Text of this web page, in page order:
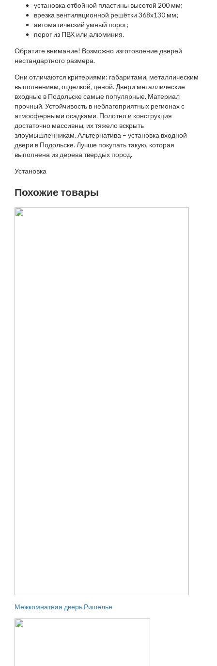
установка отбойной пластины высотой 200 мм;
врезка вентиляционной решётки 368х130 мм;
автоматический умный порог;
порог из ПВХ или алюминия.
Обратите внимание! Возможно изготовление дверей
нестандартного размера.
Они отличаются критериями: габаритами, металлическим
выполнением, отделкой, ценой. Двери металлические
входные в Подольске самые популярные. Материал
прочный. Устойчивость в неблагоприятных регионах с
атмосферными осадками. Полотно и конструкция
достаточно массивны, их тяжело вскрыть
злоумышленникам. Альтернатива – установка входной
двери в Подольске. Лучше покупать такую, которая
выполнена из дерева твердых пород.
Установка
Похожие товары
Межкомнатная дверь Ришелье